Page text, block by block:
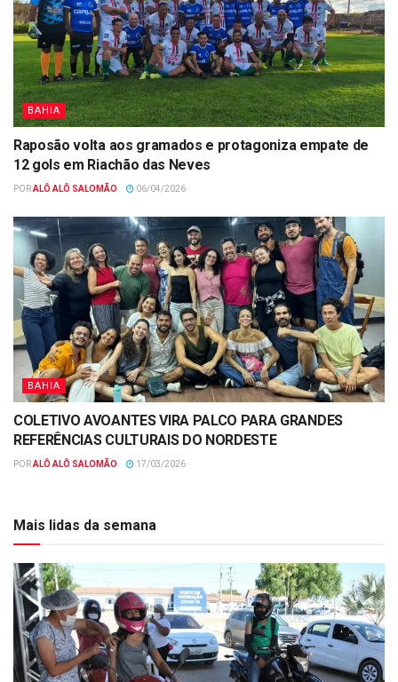
BAHIA
Raposão volta aos gramados e protagoniza empate de
12 gols em Riachão das Neves
PORALÔ ALÔ SALOMÃO 06/04/2026
BAHIA
COLETIVO AVOANTES VIRA PALCO PARA GRANDES
REFERÊNCIAS CULTURAIS DO NORDESTE
PORALÔ ALÔ SALOMÃO 17/03/2026
Mais lidas da semana